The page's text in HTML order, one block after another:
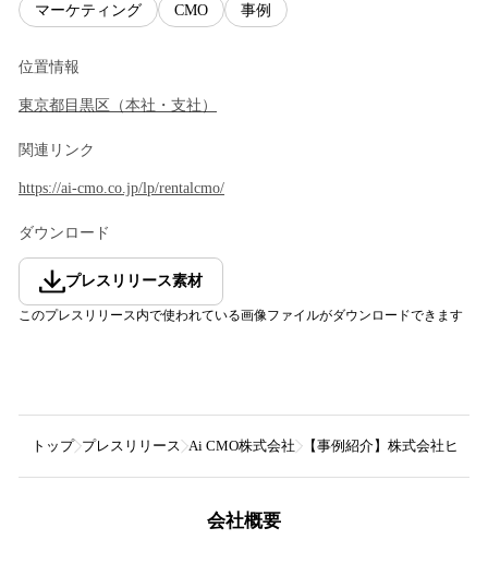
マーケティング CMO 事例
位置情報
東京都 目黒区 （本社・支社 ）
関連リンク
https://ai-cmo.co.jp/lp/rentalcmo/
ダウンロード
プレスリリース素材
このプレスリリース内で使われている画像ファイルがダウンロードできます
トップ プレスリリース Ai CMO株式会社 【事例紹介】株式会社ヒュ
会社概要